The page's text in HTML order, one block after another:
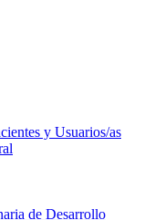
y Usuarios/as
de Desarrollo